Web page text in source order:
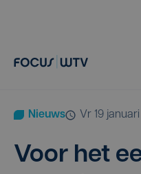
Nieuws vr 19
Voor het